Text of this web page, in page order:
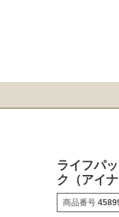
ライフパ
ク（アイ
商品番号